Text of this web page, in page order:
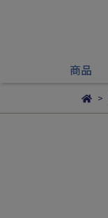
商品